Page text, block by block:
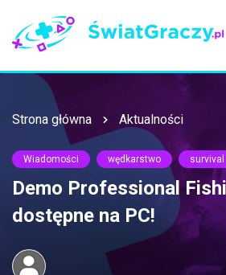
Strona główna Aktualności
Wiadomości wędkarstwo survival
Demo Professional
dostępne na PC!